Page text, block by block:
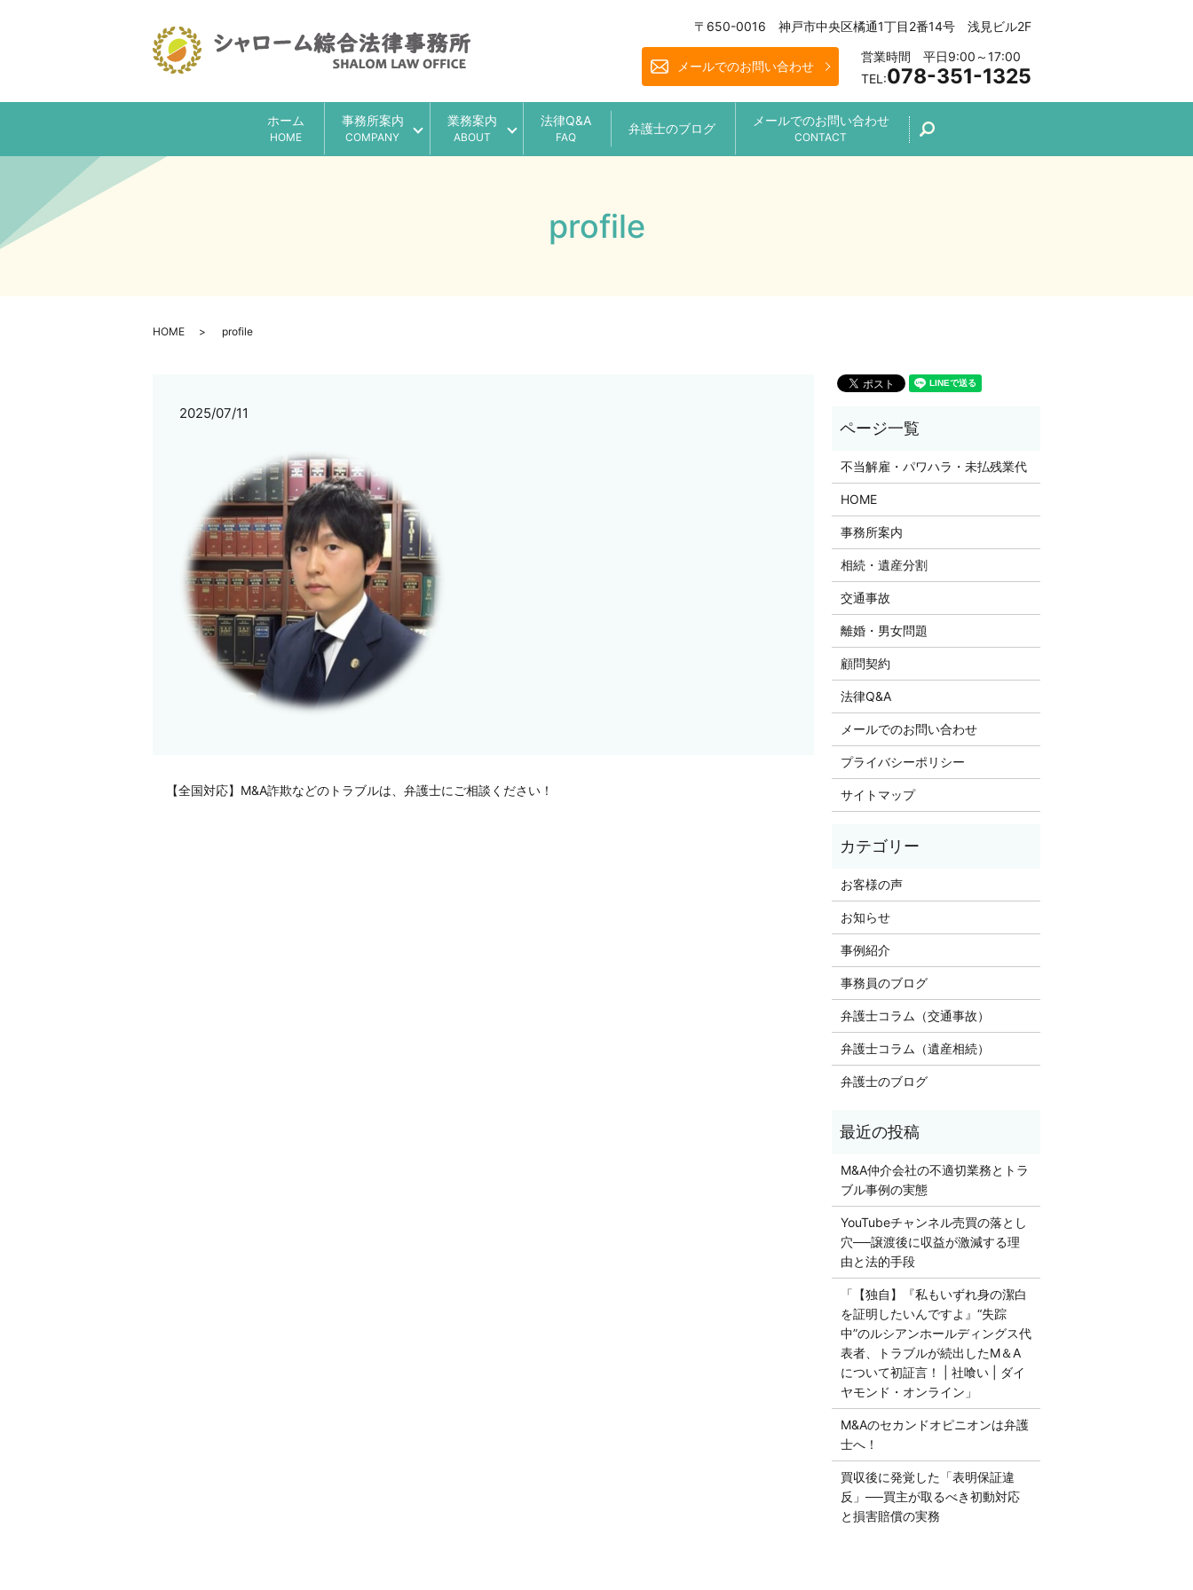
〒650-0016 神戸市中央区橘通1丁目2番14号 浅見ビル2F
メールでのお問い合わせ
営業時間 平日9:00～17:00
TEL:078-351-1325
ホーム
HOME
事務所案内
COMPANY
業務案内
ABOUT
法律Q&A
FAQ
弁護士のブログ
メールでのお問い合わせ
CONTACT search
profile
HOME profile
2025/07/11
【全国対応】M&A詐欺などのトラブルは、弁護士にご相談ください！
不当解雇・パワハラ・未払残業代
HOME
事務所案内
相続・遺産分割
交通事故
離婚・男女問題
顧問契約
法律Q&A
メールでのお問い合わせ
プライバシーポリシー
サイトマップ
お客様の声
お知らせ
事例紹介
事務員のブログ
弁護士コラム（交通事故）
弁護士コラム（遺産相続）
弁護士のブログ
M&A仲介会社の不適切業務とトラ
ブル事例の実態
YouTubeチャンネル売買の落とし
穴──譲渡後に収益が激減する理
由と法的手段
「【独自】『私もいずれ身の潔白
を証明したいんですよ』“失踪
中”のルシアンホールディングス代
表者、トラブルが続出したM＆A
について初証言！ | 社喰い | ダイ
ヤモンド・オンライン」
M&Aのセカンドオピニオンは弁護
士へ！
買収後に発覚した「表明保証違
反」──買主が取るべき初動対応
と損害賠償の実務